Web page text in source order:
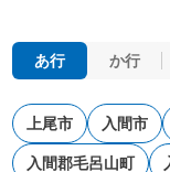
あ行 か行
上尾市 入間市
入間郡毛呂山町